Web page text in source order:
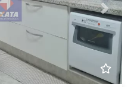
Next